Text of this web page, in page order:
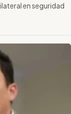
en seguridad